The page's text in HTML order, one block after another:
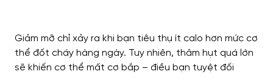
Giảm mỡ chỉ xảy ra khi bạn tiêu thụ ít calo hơn mức cơ
thể đốt cháy hàng ngày. Tuy nhiên, thâm hụt quá lớn
sẽ khiến cơ thể mất cơ bắp – điều bạn tuyệt đối